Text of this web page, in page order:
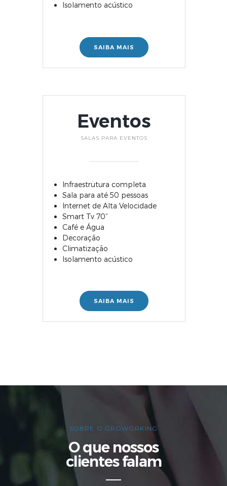
Isolamento acústico
SAIBA MAIS
Eventos
SALAS PARA EVENTOS
Infraestrutura completa
Sala para até 50 pessoas
Internet de Alta Velocidade
Smart Tv 70”
Café e Água
Decoração
Climatização
Isolamento acústico
SAIBA MAIS
SOBRE O GROWORKING
O que nossos
clientes falam